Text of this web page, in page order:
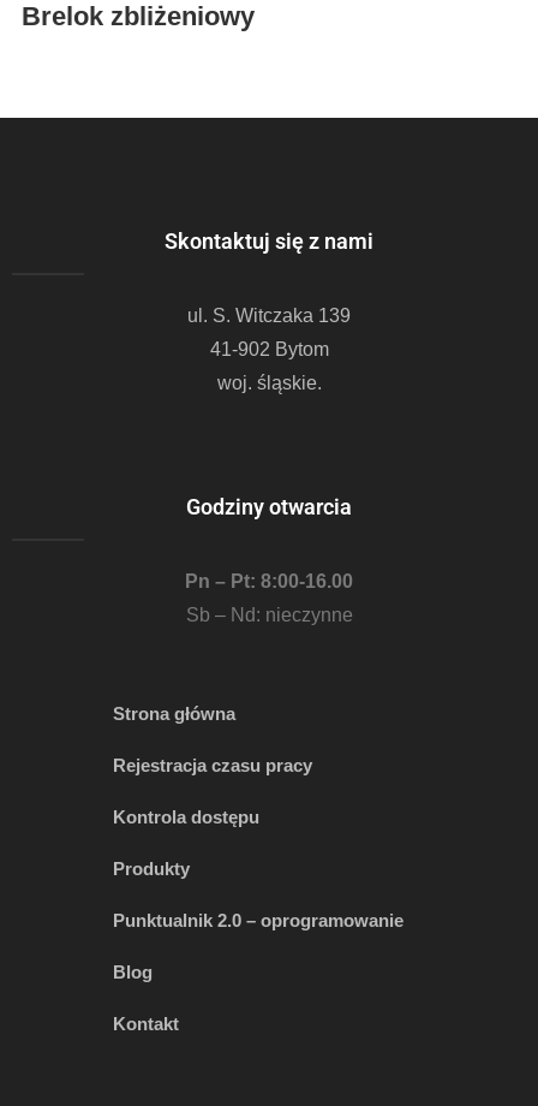
Brelok zbliżeniowy
Skontaktuj się z nami
ul. S. Witczaka 139
41-902 Bytom
woj. śląskie.
Godziny otwarcia
Pn – Pt: 8:00-16.00
Sb – Nd: nieczynne
Strona główna
Rejestracja czasu pracy
Kontrola dostępu
Produkty
Punktualnik 2.0 – oprogramowanie
Blog
Kontakt